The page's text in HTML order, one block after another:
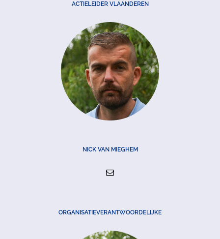
ACTIELEIDER VLAANDEREN
NICK VAN MIEGHEM
ORGANISATIEVERANTWOORDELIJKE